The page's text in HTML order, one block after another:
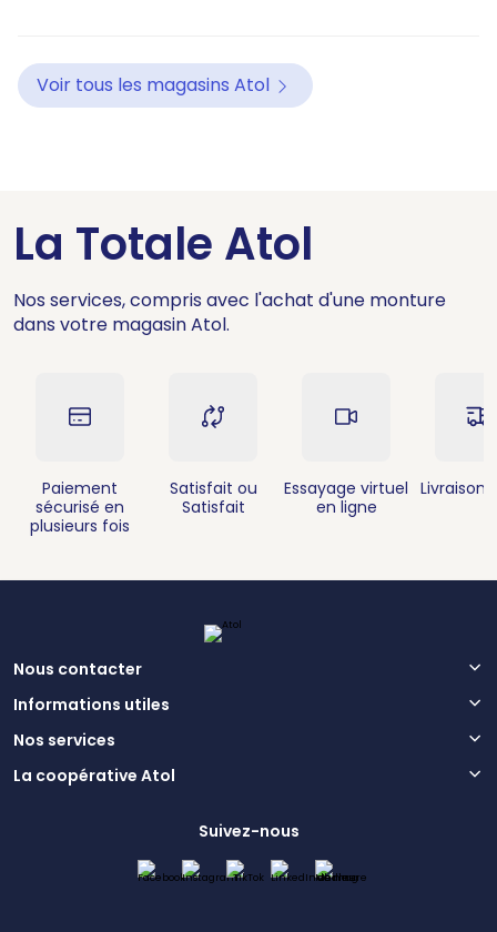
Voir tous les magasins Atol
La Totale Atol
Nos services, compris avec l'achat d'une monture
dans votre magasin Atol.
Paiement
sécurisé en
plusieurs fois
Satisfait ou
Satisfait
Essayage virtuel
en ligne
Livraison
Nous contacter
Informations utiles
Nos services
La coopérative Atol
Suivez-nous